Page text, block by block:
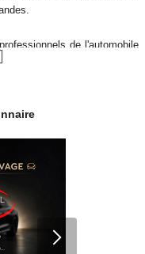
de l'automobile
: financement, garantie,
de référence pour vous